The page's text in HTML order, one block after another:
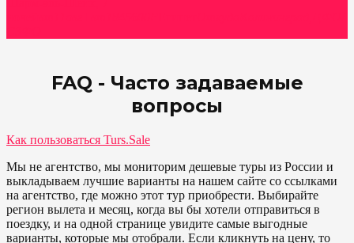
FAQ - Часто задаваемые
вопросы
Как пользоваться Turs.Sale
Мы не агентство, мы мониторим дешевые туры из России и
выкладываем лучшие варианты на нашем сайте со ссылками
на агентство, где можно этот тур приобрести. Выбирайте
регион вылета и месяц, когда вы бы хотели отправиться в
поездку, и на одной странице увидите самые выгодные
варианты, которые мы отобрали. Если кликнуть на цену, то